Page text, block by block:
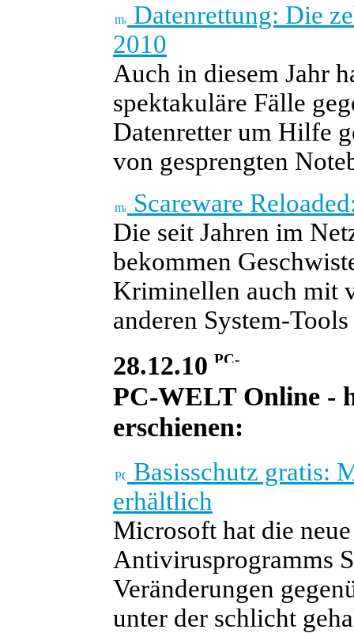
Datenrettung: Die
2010
Auch in diesem Jahr
spektakuläre Fälle
Datenretter um Hilfe
von gesprengten
Scareware
Die seit Jahren im
bekommen
Kriminellen auch mit
anderen System-
28.12.10
PC-WELT Online -
erschienen:
Basisschutz gratis:
erhältlich
Microsoft hat die
Antivirusprogramms
Veränderungen
unter der schlicht